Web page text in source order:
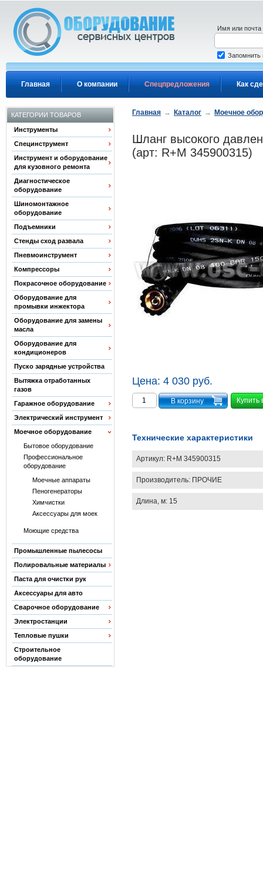
Главная О компании Спецпредложения Как
Имя или почта
Запомнить
КАТЕГОРИИ ТОВАРОВ
Инструменты
Специнструмент
Инструмент и оборудование
для кузовного ремонта
Диагностическое
оборудование
Шиномонтажное
оборудование
Подъемники
Стенды сход развала
Пневмоинструмент
Компрессоры
Покрасочное оборудование
Оборудование для
промывки инжектора
Оборудование для замены
масла
Оборудование для
кондиционеров
Пуско зарядные устройства
Вытяжка отработанных
газов
Гаражное оборудование
Электрический инструмент
Моечное оборудование
Бытовое оборудование
Профессиональное
оборудование
Моечные аппараты
Пеногенераторы
Химчистки
Аксессуары для моек
Моющие средства
Промышленные пылесосы
Полировальные материалы
Паста для очистки рук
Аксессуары для авто
Сварочное оборудование
Электростанции
Тепловые пушки
Строительное
оборудование
Главная → Каталог → Моечное
Шланг высокого
(арт: R+M 345900315)
Цена: 4 030 руб.
Купить
Технические характеристики
Артикул: R+M 345900315
Производитель: ПРОЧИЕ
Длина, м: 15